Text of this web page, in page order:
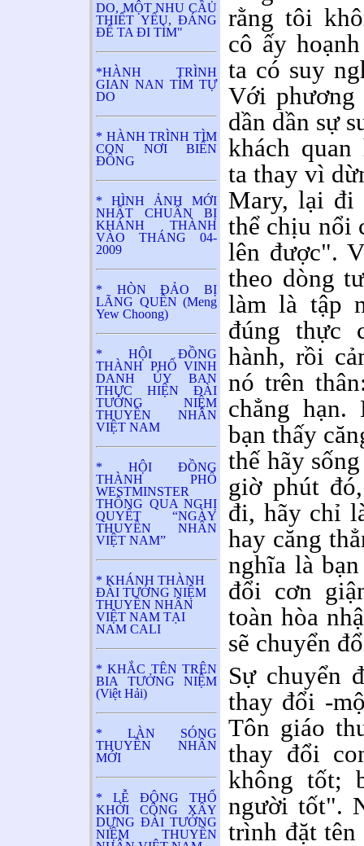
DO, MỘT NHU CẦU
THIẾT YẾU, ĐÁNG
ĐỂ TA ĐI TÌM"
*HÀNH TRÌNH
GIAN NAN TÌM TỰ
DO
* HÀNH TRÌNH TÌM
CON NƠI BIỂN
ĐÔNG
* HÌNH ẢNH MỚI
NHẤT CHUẨN BỊ
KHÁNH THÀNH
VÀO THÁNG 04-
2009
* HÒN ĐẢO BỊ
LÃNG QUÊN (Meng
Yew Choong)
* HỘI ĐỒNG
THÀNH PHỐ VINH
DANH ỦY BAN
THỰC HIỆN ĐÀI
TƯỞNG NIỆM
THUYỀN NHÂN
VIỆT NAM
* HỘI ĐỒNG
THÀNH PHỐ
WESTMINSTER
THÔNG QUA NGHỊ
QUYẾT “NGÀY
THUYỀN NHÂN
VIỆT NAM”
* KHÁNH THÀNH
ĐÀI TƯỞNG NIỆM
THUYỀN NHÂN
VIỆT NAM TẠI
NAM CALI
* KHẮC TÊN TRÊN
BIA TƯỞNG NIỆM
(Việt Hải)
* LÀN SÓNG
THUYỀN NHÂN
MỚI
* LỄ ĐỘNG THỔ
KHỞI CÔNG XÂY
DỰNG ĐÀI TƯỞNG
NIỆM THUYỀN
rằng tôi
cô ấy
ta có suy
Với phương
dần dần sự
khách quan
ta thay vì
Mary, lại đi
thể chịu nổi
lên được".
theo dòng
làm là tập
đúng thực
hành, rồi
nó trên
chẳng
bạn thấy
thế hãy
giờ phút
đi, hãy chỉ
hay căng
nghĩa là
đổi cơn
toàn hòa
sẽ chuyển
Sự chuyển
thay đổi -
Tôn giáo
thay đổi
không tốt;
người tốt".
trình đặt